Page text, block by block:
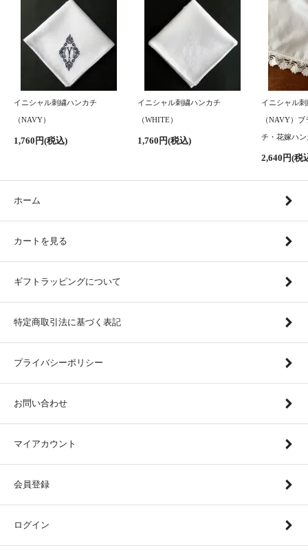
イニシャル刺繍ハンカチ
（NAVY）
1,760円(税込)
イニシャル刺繍ハンカチ
（WHITE）
1,760円(税込)
イニシャル
（NAVY）
チ・花嫁ハン
2,640円(税
ホーム
カートを見る
ギフトラッピングについて
特定商取引法に基づく表記
プライバシーポリシー
お問い合わせ
マイアカウント
会員登録
ログイン